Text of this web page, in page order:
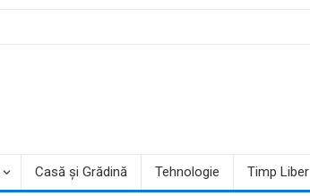
Casă și Grădină Tehnologie Timp Liber